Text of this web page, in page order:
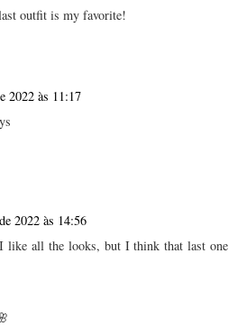
outfit is my favorite!
2022 às 11:17
2022 às 14:56
like all the looks, but I think that last one